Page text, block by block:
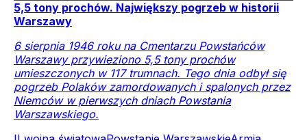
5,5 tony prochów. Największy pogrzeb w historii
Warszawy
6 sierpnia 1946 roku na Cmentarzu Powstańców
Warszawy przywieziono 5,5 tony prochów
umieszczonych w 117 trumnach. Tego dnia odbył się
pogrzeb Polaków zamordowanych i spalonych przez
Niemców w pierwszych dniach Powstania
Warszawskiego.